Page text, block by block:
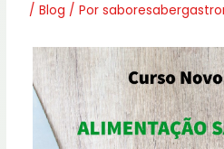
/Blog / Por